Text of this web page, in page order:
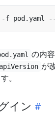
の内容
apiVersion が
。
イン